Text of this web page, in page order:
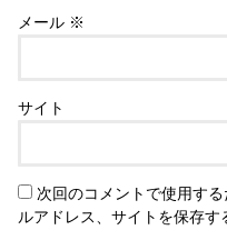
メール ※
サイト
次回のコメントで使用す
ルアドレス、サイトを保存す